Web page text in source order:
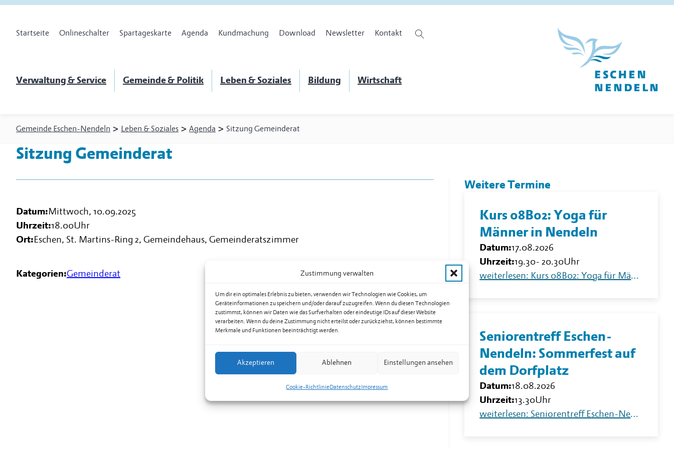
Zustimmung verwalten
Um dir ein optimales Erlebnis zu bieten, verwenden wir Technologien wie Cookies, um
Geräteinformationen zu speichern und/oder darauf zuzugreifen. Wenn du diesen Technologien
zustimmst, können wir Daten wie das Surfverhalten oder eindeutige IDs auf dieser Website
verarbeiten. Wenn du deine Zustimmung nicht erteilst oder zurückziehst, können bestimmte
Merkmale und Funktionen beeinträchtigt werden.
Akzeptieren Ablehnen Einstellungen ansehen
Cookie-RichtlinieDatenschutzImpressum
Startseite Onlineschalter Spartageskarte Agenda Kundmachung Download Newsletter Kontakt
Verwaltung & Service Gemeinde & Politik Leben & Soziales Bildung Wirtschaft
Gemeinde Eschen-Nendeln > Leben & Soziales > Agenda > Sitzung Gemeinderat
Sitzung Gemeinderat
Datum:Mittwoch, 10.09.2025
Uhrzeit:18.00Uhr
Ort:Eschen, St. Martins-Ring 2, Gemeindehaus, Gemeinderatszimmer
Kategorien:Gemeinderat
Weitere Termine
Kurs 08B02: Yoga für
Männer in Nendeln
Datum:17.08.2026
Uhrzeit:19.30-20.30Uhr
weiterlesen: Kurs 08B02: Yoga für Männer in Nendeln
Seniorentreff Eschen-
Nendeln: Sommerfest auf
dem Dorfplatz
Datum:18.08.2026
Uhrzeit:13.30Uhr
weiterlesen: Seniorentreff Eschen-Nendeln: Sommerfest auf dem Dorfplatz